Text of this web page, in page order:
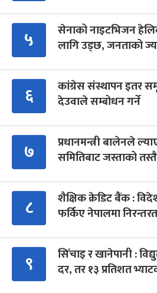
५
सेनाको नाइटभिजन
लागि उड्छ, जनताको
६
कांग्रेस संस्थापन इतर
देउवाले सम्बोधन गर्ने
७
प्रधानमन्त्री बालेनले
समितिबाट जस्ताको
८
शैक्षिक क्रेडिट बैंक :
फर्किए नेपालमा
९
सिँचाइ र खानेपानी :
दर, तर १३ प्रतिशत